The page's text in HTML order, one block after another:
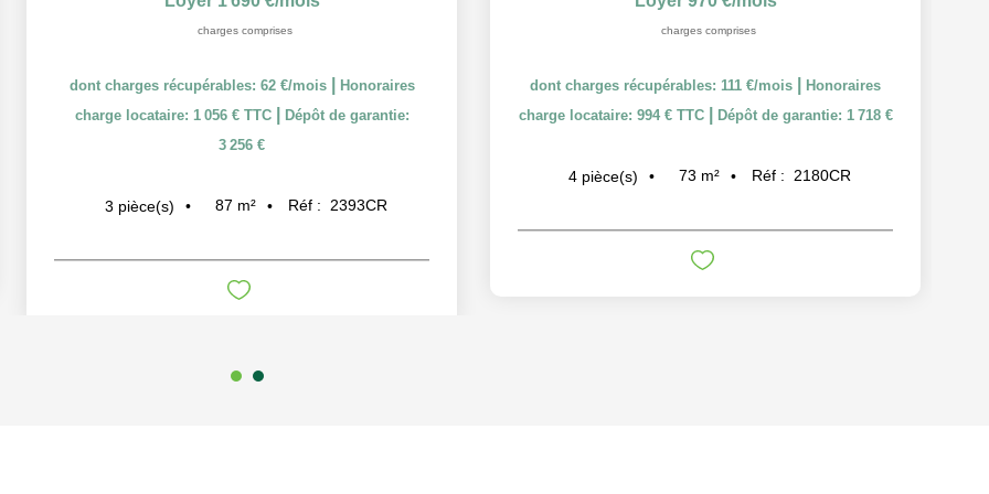
charges comprises
dont charges récupérables: 62 €/mois
Honoraires
charge locataire: 1 056 € TTC
Dépôt de garantie:
3 256 €
3 pièce(s) 87 m² Réf : 2393CR
charges comprises
dont charges récupérables: 111 €/mois
Honoraires
charge locataire: 994 € TTC
Dépôt de garantie: 1 718 €
4 pièce(s) 73 m² Réf : 2180CR